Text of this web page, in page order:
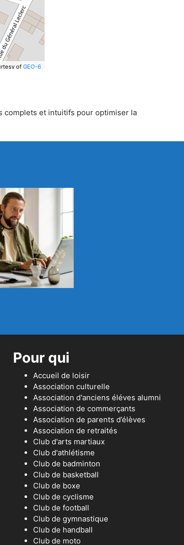
of GEO-6
complets et intuitifs pour optimiser la
Pour qui
Accueil de loisir
Association culturelle
Association d'anciens éléves alumni
Association de commerçants
Association de parents d’élèves
Association de retraités
Club d'arts martiaux
Club d'athlétisme
Club de badminton
Club de basketball
Club de boxe
Club de cyclisme
Club de football
Club de gymnastique
Club de handball
Club de moto